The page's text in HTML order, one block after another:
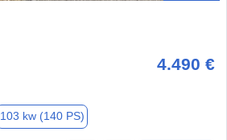
4.490 €
103 kw (140 PS)